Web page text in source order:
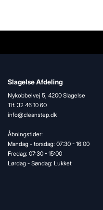
Slagelse Afdeling
Nykobbelvej 5, 4200 Slagelse
Tlf. 32 46 10 60
info@cleanstep.dk
Åbningstider:
Mandag - torsdag: 07:30 - 16:00
Fredag: 07:30 - 15:00
Lørdag - Søndag: Lukket